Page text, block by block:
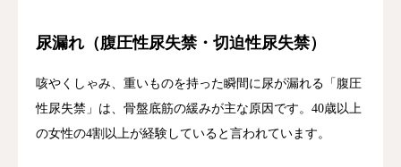
尿漏れ（腹圧性尿失禁・切迫性尿失禁）
咳やくしゃみ、重いものを持った瞬間に尿が漏れる「腹圧
性尿失禁」は、骨盤底筋の緩みが主な原因です。40歳以上
の女性の4割以上が経験していると言われています。